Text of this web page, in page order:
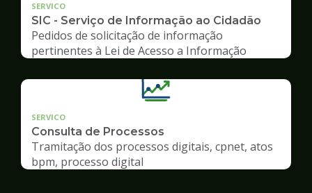
SERVICO
SIC - Serviço de Informação ao Cidadão
Pedidos de solicitação de informação
pertinentes à Lei de Acesso a Informação
SERVICO
Consulta de Processos
Tramitação dos processos digitais, cpnet, atos
bpm, processo digital